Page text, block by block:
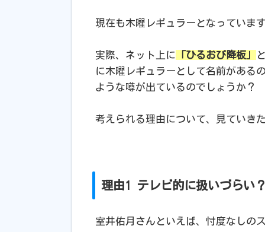
現在も木曜レギュラーとなっていま
実際、ネット上に 「ひるおび降板」
に木曜レギュラーとして名前がある
ような噂が出ているのでしょうか？
考えられる理由について、見ていき
理由1 テレビ的に扱いづらい
室井佑月さんといえば、忖度なしの